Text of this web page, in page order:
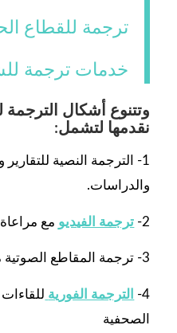
ترجمة للقطاع
خدمات ترجمة
وتتنوع أشكال الترجمة
نقدمها لتشمل:
1- الترجمة النصية
والدراسات.
2- ترجمة الفيديو مع
3- ترجمة المقاطع الصوتية مع وضع صوت بديل.
4- الترجمة الفورية
الصحفية